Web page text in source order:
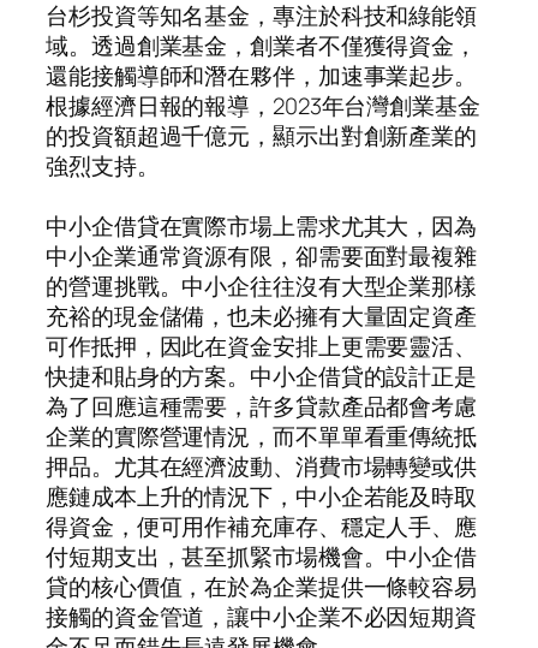
台杉投資等知名基金，專注於科技和綠能領
域。透過創業基金，創業者不僅獲得資金，
還能接觸導師和潛在夥伴，加速事業起步。
根據經濟日報的報導，2023年台灣創業基金
的投資額超過千億元，顯示出對創新產業的
強烈支持。
中小企借貸在實際市場上需求尤其大，因為
中小企業通常資源有限，卻需要面對最複雜
的營運挑戰。中小企往往沒有大型企業那樣
充裕的現金儲備，也未必擁有大量固定資產
可作抵押，因此在資金安排上更需要靈活、
快捷和貼身的方案。中小企借貸的設計正是
為了回應這種需要，許多貸款產品都會考慮
企業的實際營運情況，而不單單看重傳統抵
押品。尤其在經濟波動、消費市場轉變或供
應鏈成本上升的情況下，中小企若能及時取
得資金，便可用作補充庫存、穩定人手、應
付短期支出，甚至抓緊市場機會。中小企借
貸的核心價值，在於為企業提供一條較容易
接觸的資金管道，讓中小企業不必因短期資